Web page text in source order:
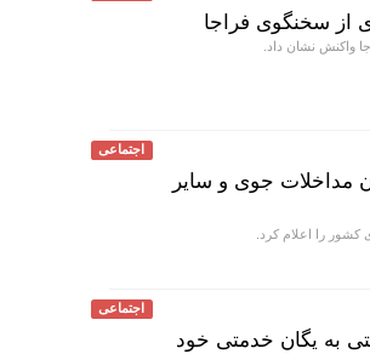
از سخنگوی فراجا
واکنش نشان داد.
اجتماعی
مداخلات جوی و سایر
را اعلام کرد.
اجتماعی
به یگان خدمتی خود